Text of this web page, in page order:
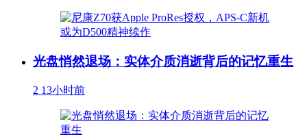
光盘悄然退场：实体介质消逝背后的记忆重生
2 13小时前